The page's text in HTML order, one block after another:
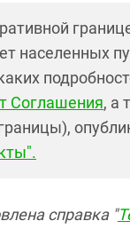
населенных
Соглашения, а
справка "